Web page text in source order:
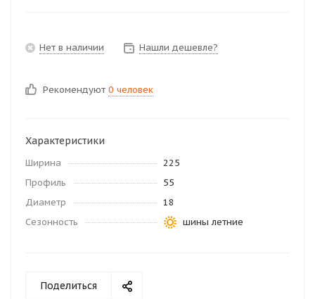
Нет в наличии Нашли дешевле?
Рекомендуют 0 человек
Характеристики
Ширина
225
Профиль
55
Диаметр
18
Сезонность
шины летние
Поделиться